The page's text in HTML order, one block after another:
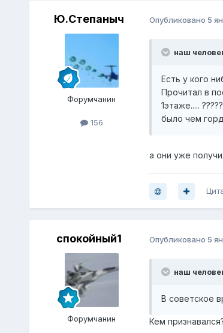
Ю.Степаныч
Форумчанин
156
Опубликовано 5
наш
Есть у кого
Прочитал в
1этаже.....
было чем
а они уже
спокойный1
Форумчанин
Опубликовано 5
наш
В советское
Кем